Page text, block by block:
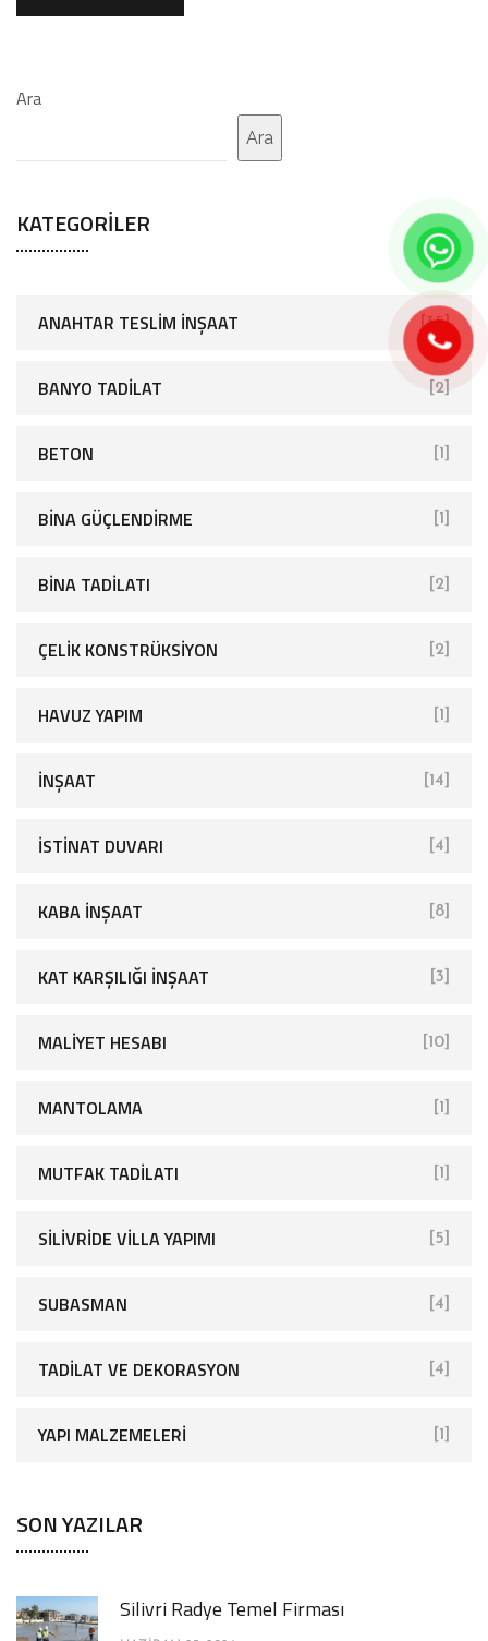
Ara
Ara
KATEGORILER
ANAHTAR TESLIM İNŞAAT [35]
BANYO TADILAT [2]
BETON [1]
BINA GÜÇLENDIRME [1]
BINA TADILATI [2]
ÇELIK KONSTRÜKSIYON [2]
HAVUZ YAPIM [1]
İNŞAAT [14]
İSTINAT DUVARI [4]
KABA İNŞAAT [8]
KAT KARŞILIĞI İNŞAAT [3]
MALIYET HESABI [10]
MANTOLAMA [1]
MUTFAK TADILATI [1]
SİLİVRİDE VİLLA YAPIMI [5]
SUBASMAN [4]
TADILAT VE DEKORASYON [4]
YAPI MALZEMELERI [1]
SON YAZILAR
Silivri Radye Temel Firması